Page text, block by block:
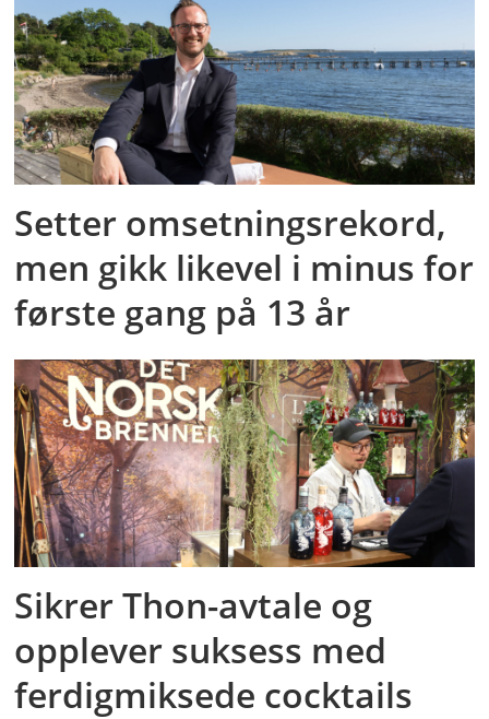
Setter omsetningsrekord,
men gikk likevel i minus for
første gang på 13 år
Sikrer Thon-avtale og
opplever suksess med
ferdigmiksede cocktails